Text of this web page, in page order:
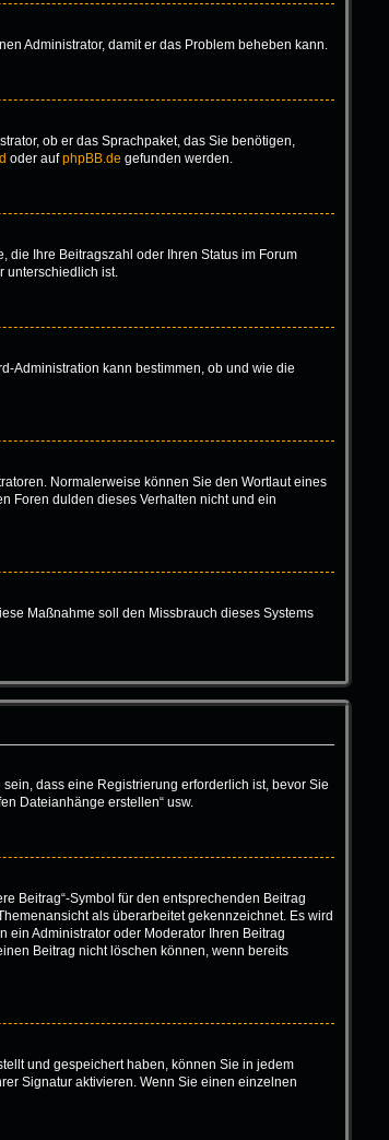
Administrator, damit er das Problem beheben kann.
ob er das Sprachpaket, das Sie benötigen,
oder aufphpBB.de gefunden werden.
die Ihre Beitragszahl oder Ihren Status im Forum
unterschiedlich ist.
Administration kann bestimmen, ob und wie die
Normalerweise können Sie den Wortlaut eines
Foren dulden dieses Verhalten nicht und ein
Maßnahme soll den Missbrauch dieses Systems
dass eine Registrierung erforderlich ist, bevor Sie
Dateianhänge erstellen“ usw.
Beitrag“-Symbol für den entsprechenden Beitrag
als überarbeitet gekennzeichnet. Es wird
ein Administrator oder Moderator Ihren Beitrag
Beitrag nicht löschen können, wenn bereits
und gespeichert haben, können Sie in jedem
Signatur aktivieren. Wenn Sie einen einzelnen